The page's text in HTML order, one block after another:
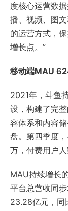
度核心运营数
播、视频、图
的运营方式，
增长点。”
移动端MAU
2021年，斗鱼
设，构建了完
容体系和内容
盘。第四季度
万，付费用户
MAU持续增长
平台总营收同
23.28亿元，同